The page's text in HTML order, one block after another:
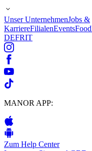
Unser UnternehmenJobs &
KarriereFilialenEventsFood
DEFRIT
MANOR APP:
Zum Help Center